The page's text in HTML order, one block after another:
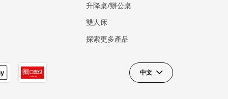
升降桌/辦公桌
雙人床
探索更多產品
中文